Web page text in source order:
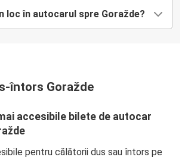
loc în autocarul spre Goražde?
întors Goražde
accesibile bilete de autocar
pentru călătorii dus sau întors pe